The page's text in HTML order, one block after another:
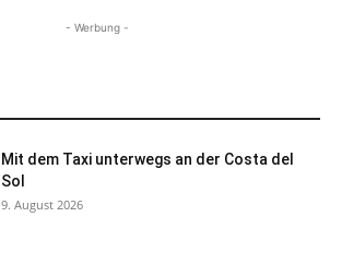
- Werbung -
Mit dem Taxi unterwegs an der Costa del
Sol
9. August 2026